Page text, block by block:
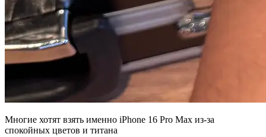
Многие хотят взять именно iPhone 16 Pro Max из-за
спокойных цветов и титана